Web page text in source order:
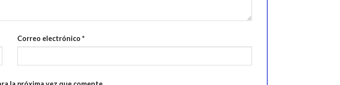
Correo electrónico *